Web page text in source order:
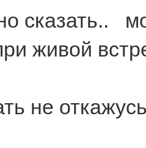
сказать..
живой
не